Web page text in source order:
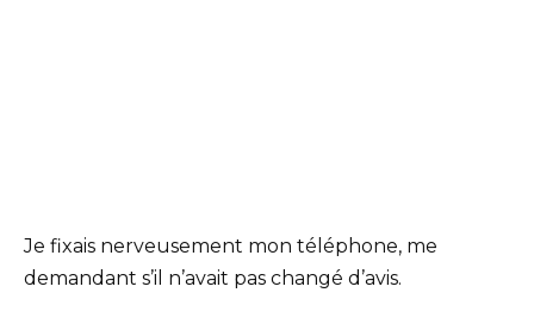
Je fixais nerveusement mon téléphone, me
demandant s’il n’avait pas changé d’avis.